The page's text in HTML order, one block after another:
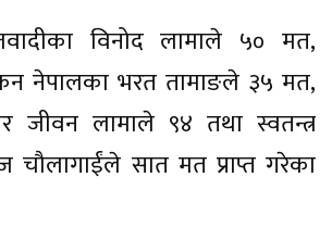
विनोद लामाले ५० मत,
नेपालका भरत तामाङले ३५ मत,
जीवन लामाले ९४ तथा स्वतन्त्र
चौलागाईंले सात मत प्राप्त गरेका